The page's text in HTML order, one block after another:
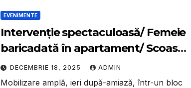
EVENIMENTE
Intervenție spectaculoasă/ Femeie
baricadată în apartament/ Scoasă
în siguranță de mascați după o
operațiune în rapel
DECEMBRIE 18, 2025 ADMIN
Mobilizare amplă, ieri după-amiază, într-un bloc